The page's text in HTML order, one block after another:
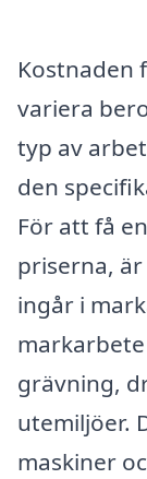
Kostnaden
variera
typ av
den
För att få
priserna,
ingår i
grävning,
utemiljöer.
maskiner